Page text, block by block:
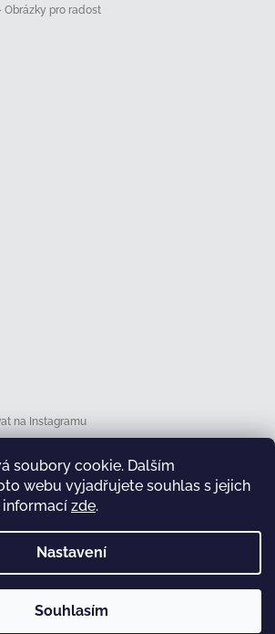
soubory cookie. Dalším
webu vyjadřujete souhlas s jejich
informací zde.
Nastavení
Souhlasím
Obrázky pro radost
na Instagramu
test
Copyright 2026Honsová shop
vyhrazena.